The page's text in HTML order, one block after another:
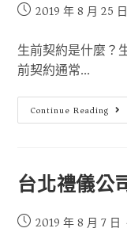
2019 年 8 月 25 日
生前契約是什麼？
前契約通常...
Continue Reading
台北禮儀公
2019 年 8 月 7 日